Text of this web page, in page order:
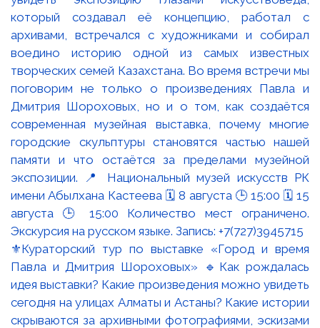
⚜️Кураторский тур по выставке «Город и время
Павла и Дмитрия Шороховых» 🔹Как рождалась
идея выставки? Какие произведения можно увидеть
сегодня на улицах Алматы и Астаны? Какие истории
скрываются за архивными фотографиями, эскизами